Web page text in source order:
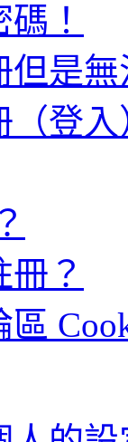
！
但是
（登
？
區